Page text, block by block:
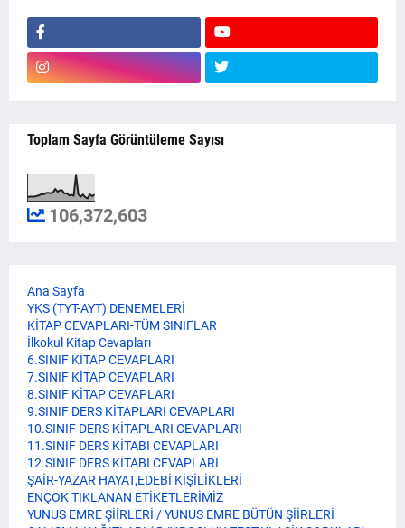
Toplam Sayfa Görüntüleme Sayısı
106,372,603
Ana Sayfa
YKS (TYT-AYT) DENEMELERİ
KİTAP CEVAPLARI-TÜM SINIFLAR
İlkokul Kitap Cevapları
6.SINIF KİTAP CEVAPLARI
7.SINIF KİTAP CEVAPLARI
8.SINIF KİTAP CEVAPLARI
9.SINIF DERS KİTAPLARI CEVAPLARI
10.SINIF DERS KİTAPLARI CEVAPLARI
11.SINIF DERS KİTABI CEVAPLARI
12.SINIF DERS KİTABI CEVAPLARI
ŞAİR-YAZAR HAYAT,EDEBİ KİŞİLİKLERİ
ENÇOK TIKLANAN ETİKETLERİMİZ
YUNUS EMRE ŞİİRLERİ / YUNUS EMRE BÜTÜN ŞİİRLERİ